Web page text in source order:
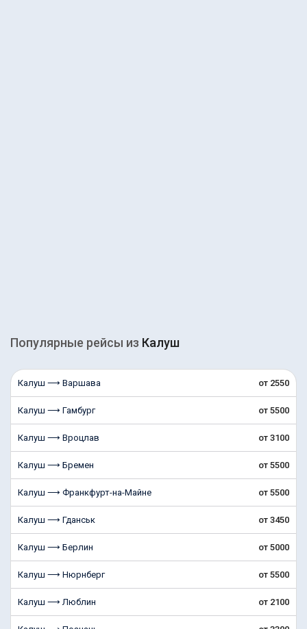
Популярные рейсы из Калуш
Калуш ⟶ Варшава от 2550
Калуш ⟶ Гамбург от 5500
Калуш ⟶ Вроцлав от 3100
Калуш ⟶ Бремен от 5500
Калуш ⟶ Франкфурт-на-Майне от 5500
Калуш ⟶ Гданськ от 3450
Калуш ⟶ Берлин от 5000
Калуш ⟶ Нюрнберг от 5500
Калуш ⟶ Люблин от 2100